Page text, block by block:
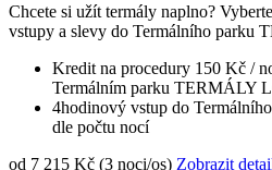
Chcete si užít termály naplno?
vstupy a slevy do Termálního parku
Kredit na procedury 150 Kč /
Termálním parku TERMÁLY
4hodinový vstup do
dle počtu nocí
od 7 215 Kč (3 noci/os) Zobrazit